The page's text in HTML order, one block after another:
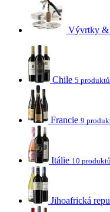
Vývrtky &
Chile 5 produktů
Francie 9
Itálie 10
Jihoafrická